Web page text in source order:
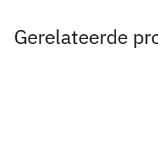
Gerelateerde